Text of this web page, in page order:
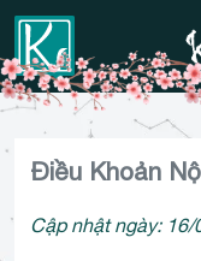
Bỏ
Thanh điều hướng trên
Điều Khoản
Cập nhật ngày: 16/